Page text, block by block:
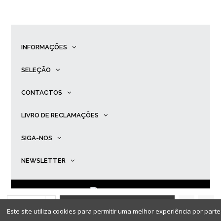
CARRINHO
INFORMAÇÕES
SELEÇÃO
CONTACTOS
LIVRO DE RECLAMAÇÕES
SIGA-NOS
NEWSLETTER
© Primadona | Desenvolvido por Ping.
Este site utiliza cookies para permitir uma melhor experiência por